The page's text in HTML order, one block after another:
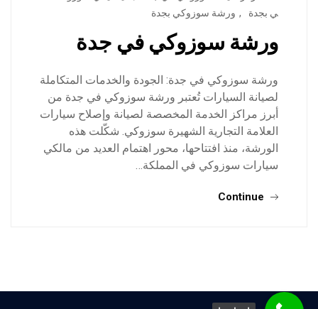
ي بجدة
, ورشة سوزوكي بجدة
ورشة سوزوكي في جدة
ورشة سوزوكي في جدة: الجودة والخدمات المتكاملة
لصيانة السيارات تُعتبر ورشة سوزوكي في جدة من
أبرز مراكز الخدمة المخصصة لصيانة وإصلاح سيارات
العلامة التجارية الشهيرة سوزوكي. شكّلت هذه
الورشة، منذ افتتاحها، محور اهتمام العديد من مالكي
سيارات سوزوكي في المملكة…
Continue